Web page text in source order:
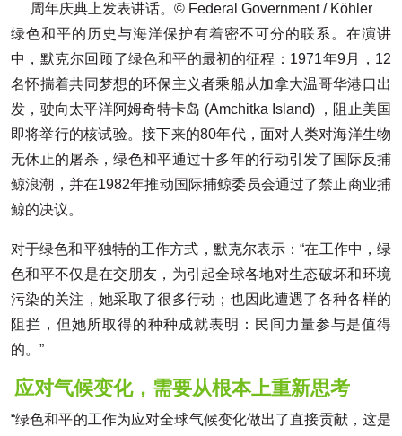
周年庆典上发表讲话。© Federal Government / Köhler
绿色和平的历史与海洋保护有着密不可分的联系。在演讲
中，默克尔回顾了绿色和平的最初的征程：1971年9月，12
名怀揣着共同梦想的环保主义者乘船从加拿大温哥华港口出
发，驶向太平洋阿姆奇特卡岛 (Amchitka Island) ，阻止美国
即将举行的核试验。接下来的80年代，面对人类对海洋生物
无休止的屠杀，绿色和平通过十多年的行动引发了国际反捕
鲸浪潮，并在1982年推动国际捕鲸委员会通过了禁止商业捕
鲸的决议。
对于绿色和平独特的工作方式，默克尔表示：“在工作中，绿
色和平不仅是在交朋友，为引起全球各地对生态破坏和环境
污染的关注，她采取了很多行动；也因此遭遇了各种各样的
阻拦，但她所取得的种种成就表明：民间力量参与是值得
的。”
应对气候变化，需要从根本上重新思考
“绿色和平的工作为应对全球气候变化做出了直接贡献，这是